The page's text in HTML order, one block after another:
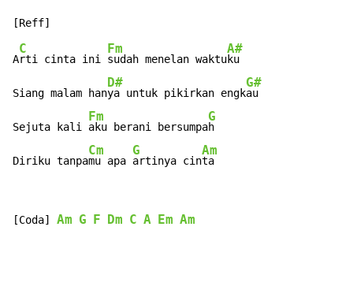
A
C
rti cinta ini
Fm
sudah menelan waktu
A#
ku
Siang malam han
D#
ya untuk pikirkan engk
G#
au
Sejuta kali
Fm
aku berani bersumpa
G
h
Diriku tanpa
Cm
mu apa
G
artinya cin
Am
ta
[Coda] Am G F Dm C A Em Am